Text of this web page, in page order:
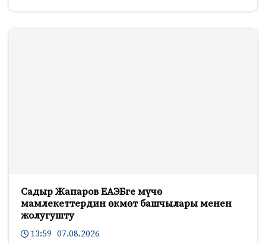
Садыр Жапаров ЕАЭБге мүчө
мамлекеттердин өкмөт башчылары менен
жолугушту
13:59 07.08.2026